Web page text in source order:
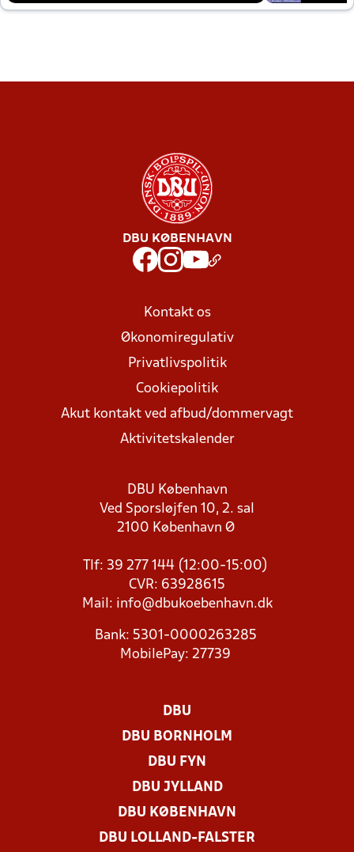
DBU KØBENHAVN
Kontakt os
Økonomiregulativ
Privatlivspolitik
Cookiepolitik
Akut kontakt ved afbud/dommervagt
Aktivitetskalender
DBU København
Ved Sporsløjfen 10, 2. sal
2100 København Ø
Tlf: 39 277 144 (12:00-15:00)
CVR: 63928615
Mail: info@dbukoebenhavn.dk
Bank: 5301-0000263285
MobilePay: 27739
DBU
DBU BORNHOLM
DBU FYN
DBU JYLLAND
DBU KØBENHAVN
DBU LOLLAND-FALSTER